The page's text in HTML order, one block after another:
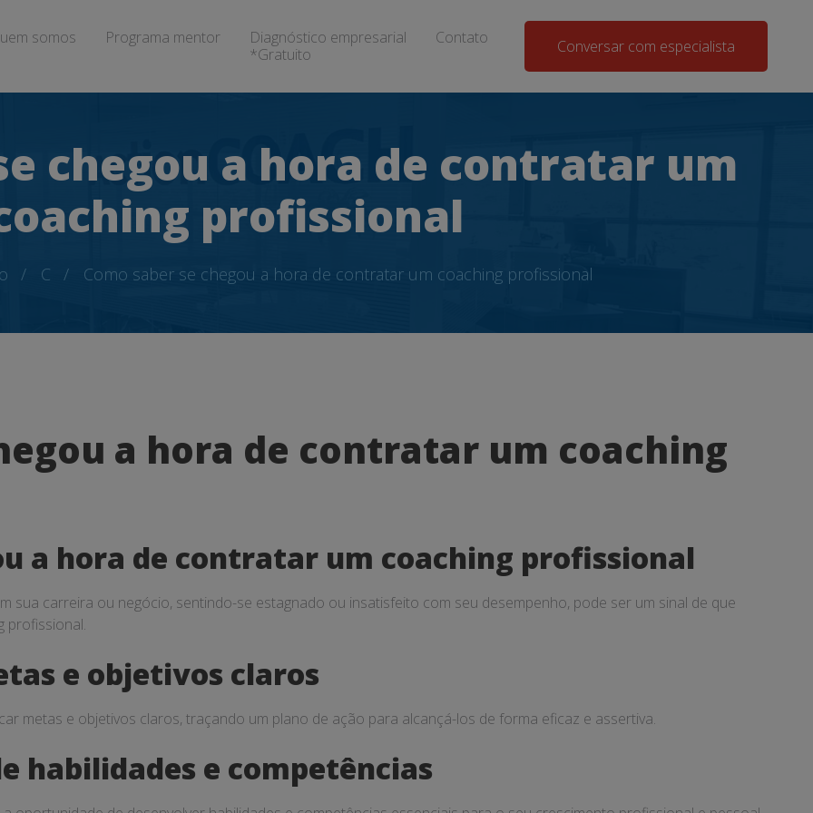
somos Programa mentor
Diagnóstico empresarial
*Gratuito
Contato Conversar com especialista
chegou a hora de contratar um
profissional
C Como saber se chegou a hora de contratar um coaching profissional
a hora de contratar um coaching
a hora de contratar um coaching profissional
sua carreira ou negócio, sentindo-se estagnado ou insatisfeito com seu desempenho, pode ser um sinal de que
profissional.
e objetivos claros
metas e objetivos claros, traçando um plano de ação para alcançá-los de forma eficaz e assertiva.
habilidades e competências